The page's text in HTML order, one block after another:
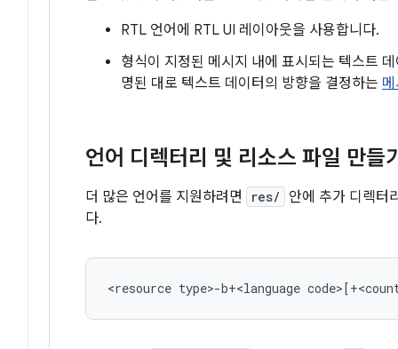
RTL 언어에 RTL UI 레이아웃을 사용합니다.
형식이 지정된 메시지 내에 표시되는 텍스트
명된 대로 텍스트 데이터의 방향을 결정하는
언어 디렉터리 및 리소스 파일 만들기
더 많은 언어를 지원하려면 res/
안에 추가 디렉터
다.